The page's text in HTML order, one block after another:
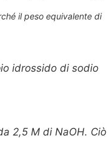
il peso equivalente di
idrossido di sodio
2,5 M di NaOH. Ciò